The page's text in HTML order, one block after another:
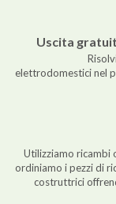
Uscita
elettrodomestici nel
Utilizziamo ricambi
ordiniamo i pezzi di
costruttrici